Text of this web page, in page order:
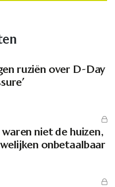
ruziën over D-Day
niet de huizen,
onbetaalbaar